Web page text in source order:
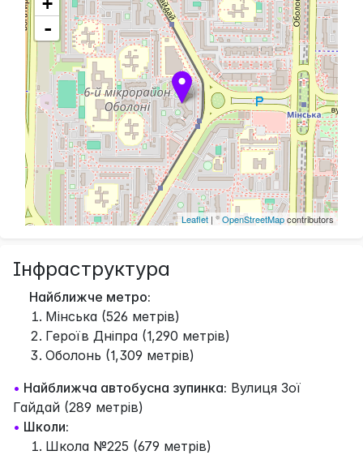
-
Leaflet | ©OpenStreetMapcontributors
Інфраструктура
Найближче метро:
Мінська (526 метрів)
Героїв Дніпра (1,290 метрів)
Оболонь (1,309 метрів)
• Найближча автобусна зупинка: Вулиця Зої
Гайдай (289 метрів)
• Школи:
Школа №225 (679 метрів)